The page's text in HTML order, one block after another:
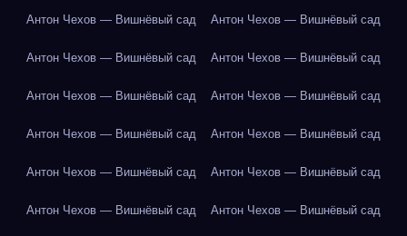
Антон Чехов — Вишнёвый сад Антон Чехов — Вишнёвый сад
Антон Чехов — Вишнёвый сад Антон Чехов — Вишнёвый сад
Антон Чехов — Вишнёвый сад Антон Чехов — Вишнёвый сад
Антон Чехов — Вишнёвый сад Антон Чехов — Вишнёвый сад
Антон Чехов — Вишнёвый сад Антон Чехов — Вишнёвый сад
Антон Чехов — Вишнёвый сад Антон Чехов — Вишнёвый сад